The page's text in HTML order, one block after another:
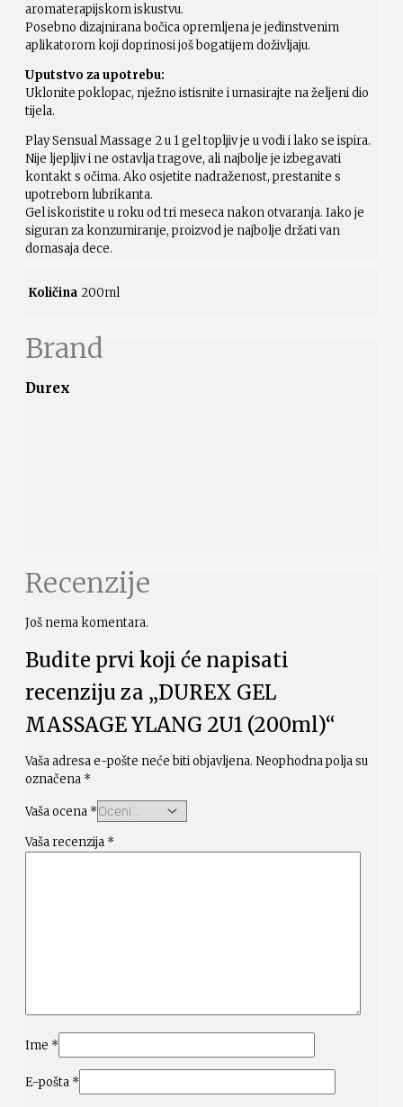
aromaterapijskom iskustvu.
Posebno dizajnirana bočica opremljena je jedinstvenim
aplikatorom koji doprinosi još bogatijem doživljaju.
Uputstvo za upotrebu:
Uklonite poklopac, nježno istisnite i umasirajte na željeni dio
tijela.
Play Sensual Massage 2 u 1 gel topljiv je u vodi i lako se ispira.
Nije ljepljiv i ne ostavlja tragove, ali najbolje je izbegavati
kontakt s očima. Ako osjetite nadraženost, prestanite s
upotrebom lubrikanta.
Gel iskoristite u roku od tri meseca nakon otvaranja. Iako je
siguran za konzumiranje, proizvod je najbolje držati van
domasaja dece.
Količina 200ml
Brand
Durex
Recenzije
Još nema komentara.
Budite prvi koji će napisati
recenziju za „DUREX GEL
MASSAGE YLANG 2U1 (200ml)“
Vaša adresa e-pošte neće biti objavljena. Neophodna polja su
označena *
Vaša ocena *
Vaša recenzija *
Ime *
E-pošta *